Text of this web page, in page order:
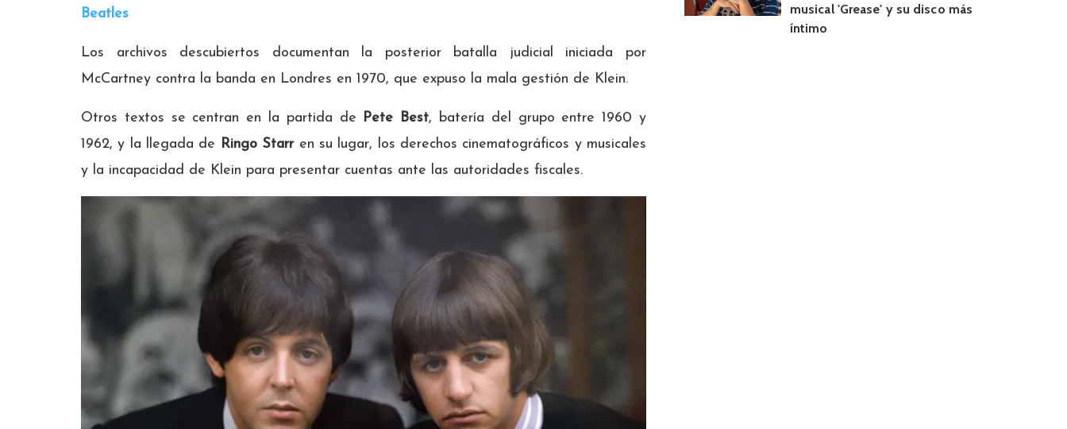
Beatles
Los archivos descubiertos documentan la posterior batalla judicial iniciada por
McCartney contra la banda en Londres en 1970, que expuso la mala gestión de Klein.
Otros textos se centran en la partida de Pete Best, batería del grupo entre 1960 y
1962, y la llegada de Ringo Starren su lugar, los derechos cinematográficos y musicales
y la incapacidad de Klein para presentar cuentas ante las autoridades fiscales.
musical 'Grease' y su disco más
íntimo